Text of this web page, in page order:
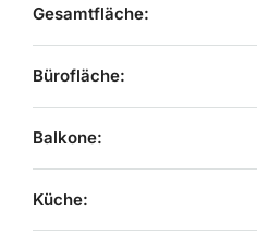
Gesamtfläche:
Bürofläche:
Balkone:
Küche: